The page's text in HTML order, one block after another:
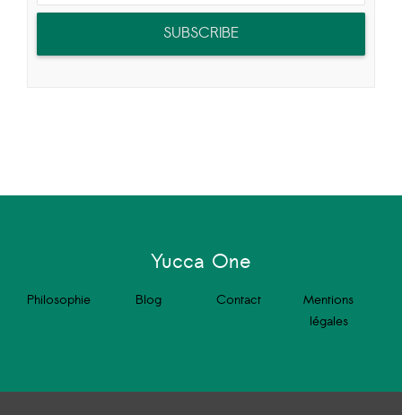
SUBSCRIBE
Yucca One
Philosophie Blog Contact
Mentions
légales